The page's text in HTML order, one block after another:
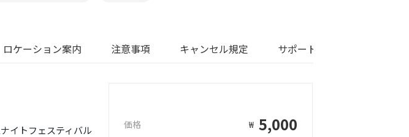
ロケーション案内 注意事項 キャンセル規定 サポート言語
イトフェスティバル
価格 ₩ 5,000